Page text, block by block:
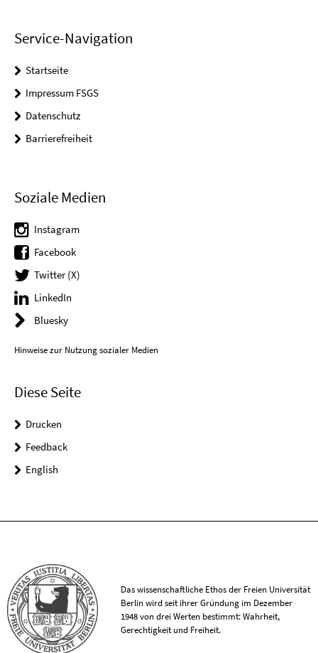
Service-Navigation
Startseite
Impressum FSGS
Datenschutz
Barrierefreiheit
Soziale Medien
Instagram
Facebook
Twitter (X)
LinkedIn
Bluesky
Hinweise zur Nutzung sozialer Medien
Diese Seite
Drucken
Feedback
English
Das wissenschaftliche Ethos der Freien Universität
Berlin wird seit ihrer Gründung im Dezember
1948 von drei Werten bestimmt: Wahrheit,
Gerechtigkeit und Freiheit.